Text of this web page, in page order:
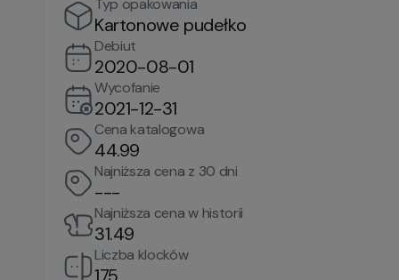
Typ opakowania
Kartonowe pudełko
Debiut
2020-08-01
Wycofanie
2021-12-31
Cena katalogowa
44.99
Najniższa cena z 30 dni
---
Najniższa cena w historii
31.49
Liczba klocków